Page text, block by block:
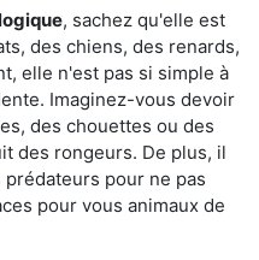
, sachez qu'elle est
des chiens, des renards,
elle n'est pas si simple à
Imaginez-vous devoir
des chouettes ou des
des rongeurs. De plus, il
pour ne pas
pour vous animaux de